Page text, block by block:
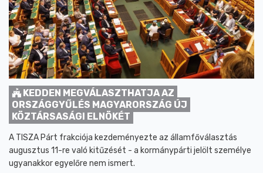
KEDDEN MEGVÁLASZTHATJA AZ
ORSZÁGGYŰLÉS MAGYARORSZÁG ÚJ
KÖZTÁRSASÁGI ELNÖKÉT
A TISZA Párt frakciója kezdeményezte az államfőválasztás
augusztus 11-re való kitűzését - a kormánypárti jelölt személye
ugyanakkor egyelőre nem ismert.